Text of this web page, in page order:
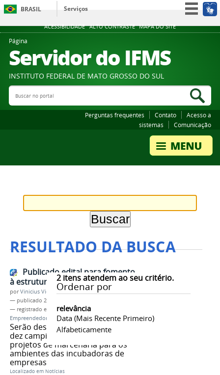
ACESSIBILIDADE ALTO CONTRASTE MAPA DO SITE
BRASIL
Serviços
Participe
Legislação
Canais
Página
Servidor do IFMS
INSTITUTO FEDERAL DE MATO GROSSO DO SUL
Buscar no portal
Perguntas frequentes Contato
Acesso a
sistemas
Comunicação
RESULTADO DA BUSCA
2itens atendem ao seu critério.
Ordenar por
relevância
Data (mais Recente Primeiro)
Alfabeticamente
Publicado edital para fomento
à estruturação das TecnoIF
porVinicius Vieira
— publicado 29/11/2021
— registrado em:
Incubadora,
Empreendedorismo,Inovação,,TecnoIF
Serão destinados R$ 100 mil aos
dez campi para custeio de
projetos de marcenaria para os
ambientes das incubadoras de
empresas
Localizado em Notícias